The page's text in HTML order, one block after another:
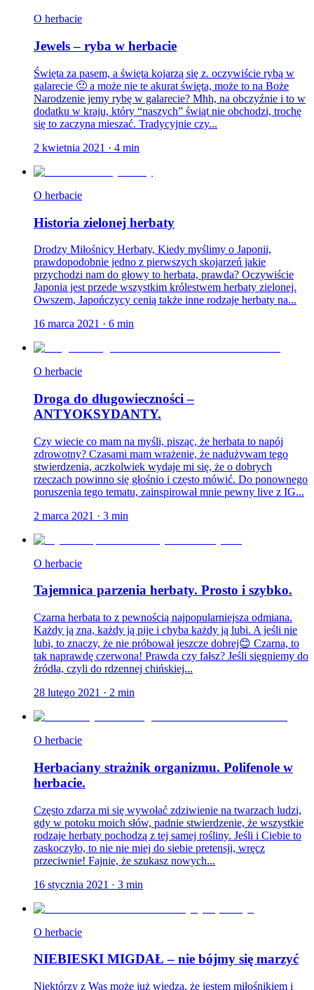
O herbacie
Jewels – ryba w herbacie
Święta za pasem, a święta kojarzą się z. oczywiście rybą w
galarecie 🙂 a może nie te akurat święta, może to na Boże
Narodzenie jemy rybę w galarecie? Mhh, na obczyźnie i to w
dodatku w kraju, który “naszych” świąt nie obchodzi, trochę
się to zaczyna mieszać. Tradycyjnie czy...
2 kwietnia 2021 · 4 min
O herbacie
Historia zielonej herbaty
Drodzy Miłośnicy Herbaty, Kiedy myślimy o Japonii,
prawdopodobnie jedno z pierwszych skojarzeń jakie
przychodzi nam do głowy to herbata, prawda? Oczywiście
Japonia jest przede wszystkim królestwem herbaty zielonej.
Owszem, Japończycy cenią także inne rodzaje herbaty na...
16 marca 2021 · 6 min
O herbacie
Droga do długowieczności –
ANTYOKSYDANTY.
Czy wiecie co mam na myśli, pisząc, że herbata to napój
zdrowotny? Czasami mam wrażenie, że nadużywam tego
stwierdzenia, aczkolwiek wydaje mi się, że o dobrych
rzeczach powinno się głośnio i często mówić. Do ponownego
poruszenia tego tematu, zainspirował mnie pewny live z IG...
2 marca 2021 · 3 min
O herbacie
Tajemnica parzenia herbaty. Prosto i szybko.
Czarna herbata to z pewnością najpopularniejsza odmiana.
Każdy ją zna, każdy ją pije i chyba każdy ją lubi. A jeśli nie
lubi, to znaczy, że nie próbował jeszcze dobrej😊 Czarna, to
tak naprawdę czerwona! Prawda czy fałsz? Jeśli sięgniemy do
źródła, czyli do rdzennej chińskiej...
28 lutego 2021 · 2 min
O herbacie
Herbaciany strażnik organizmu. Polifenole w
herbacie.
Często zdarza mi się wywołać zdziwienie na twarzach ludzi,
gdy w potoku moich słów, padnie stwierdzenie, że wszystkie
rodzaje herbaty pochodzą z tej samej rośliny. Jeśli i Ciebie to
zaskoczyło, to nie nie miej do siebie pretensji, wręcz
przeciwnie! Fajnie, że szukasz nowych...
16 stycznia 2021 · 3 min
O herbacie
NIEBIESKI MIGDAŁ – nie bójmy się marzyć
Niektórzy z Was może już wiedzą, że jestem miłośnikiem i